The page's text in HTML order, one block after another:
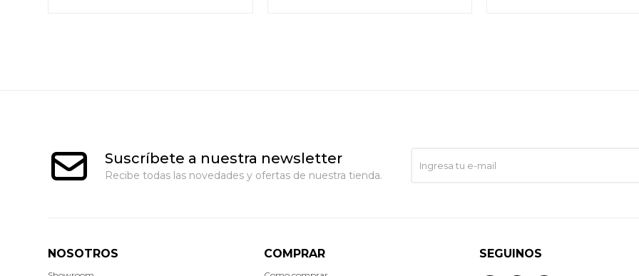
Suscríbete a nuestra newsletter
Recibe todas las novedades y ofertas de nuestra tienda.
NOSOTROS COMPRAR SEGUINOS